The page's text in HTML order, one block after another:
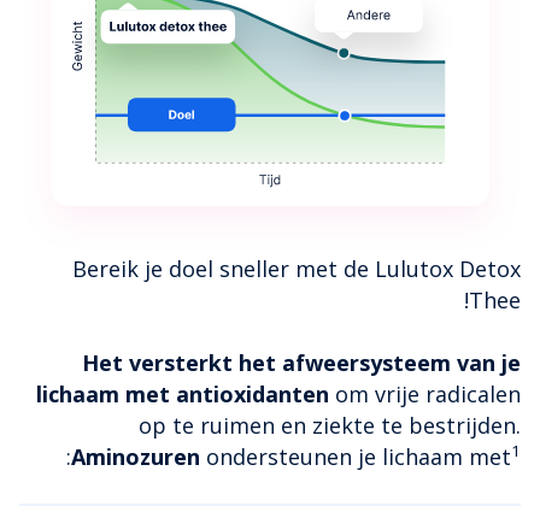
Bereik je doel sneller met de Lulutox Detox
Thee!
Het versterkt het afweersysteem van je
lichaam met antioxidanten om vrije radicalen
op te ruimen en ziekte te bestrijden.
Aminozuren ondersteunen je lichaam met1
: